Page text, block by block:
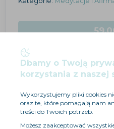
Dbamy o Twoją
korzystania z naszej
Wykorzystujemy pliki cookies
oraz te, które pomagają nam
treści do Twoich potrzeb.
Możesz zaakceptować